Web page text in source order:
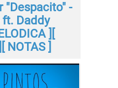
"Despacito" -
ft. Daddy
][
NOTAS ]